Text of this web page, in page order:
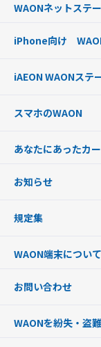
銀行口座・ATMから
オートチャージ
ポイントからチャー
チャージ上限金額の
WAON POINTサー
WAONネットステ
WAONネットステー
iPhone向け
iAEON WAONステ
スマホのWAON
あなたにあったカ
フードバンク応援
ご当地WAON
G.G WAON
WAONカード・
モバイルWAON
お知らせ
規定集
WAON端末について
WAONネットステー
新型WAONステーシ
お問い合わせ
WAONを紛失・盗